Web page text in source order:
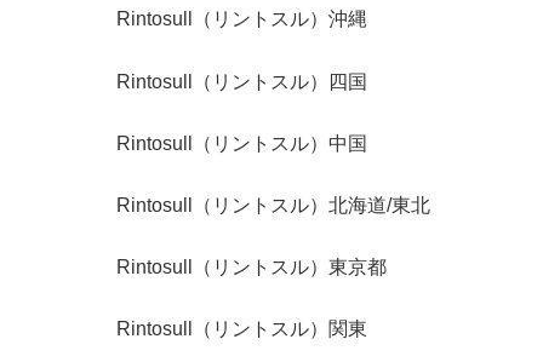
Rintosull（リントスル）沖縄
Rintosull（リントスル）四国
Rintosull（リントスル）中国
Rintosull（リントスル）北海道/東北
Rintosull（リントスル）東京都
Rintosull（リントスル）関東